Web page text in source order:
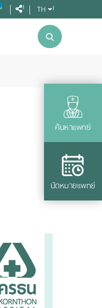
TH
ค้นหาแพทย์
นัดหมายแพทย์